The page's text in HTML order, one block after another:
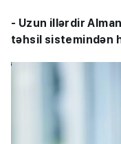
- Uzun illərdir
təhsil sistemindən